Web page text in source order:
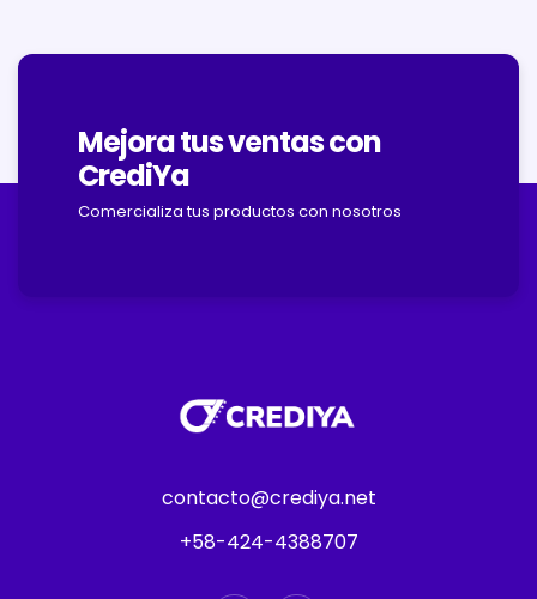
Mejora tus ventas con
CrediYa
Comercializa tus productos con nosotros
contacto@crediya.net
+58-424-4388707